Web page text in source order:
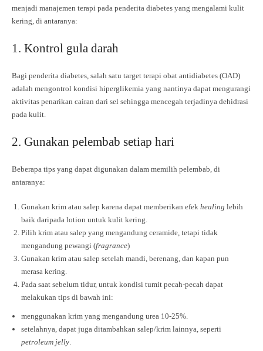
menjadi manajemen terapi pada penderita diabetes yang mengalami kulit
kering, di antaranya:
1. Kontrol gula darah
Bagi penderita diabetes, salah satu target terapi obat antidiabetes (OAD)
adalah mengontrol kondisi hiperglikemia yang nantinya dapat mengurangi
aktivitas penarikan cairan dari sel sehingga mencegah terjadinya dehidrasi
pada kulit.
2. Gunakan pelembab setiap hari
Beberapa tips yang dapat digunakan dalam memilih pelembab, di
antaranya:
Gunakan krim atau salep karena dapat memberikan efek healing lebih
baik daripada lotion untuk kulit kering.
Pilih krim atau salep yang mengandung ceramide, tetapi tidak
mengandung pewangi (fragrance)
Gunakan krim atau salep setelah mandi, berenang, dan kapan pun
merasa kering.
Pada saat sebelum tidur, untuk kondisi tumit pecah-pecah dapat
melakukan tips di bawah ini:
menggunakan krim yang mengandung urea 10-25%.
setelahnya, dapat juga ditambahkan salep/krim lainnya, seperti
petroleum jelly.